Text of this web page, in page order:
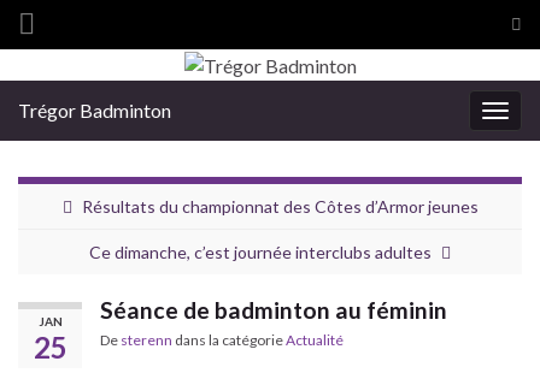
Search for:
Trégor Badminton
Résultats du championnat des Côtes d’Armor jeunes
Ce dimanche, c’est journée interclubs adultes
JAN
25
Séance de badminton au féminin
De sterenn dans la catégorieActualité